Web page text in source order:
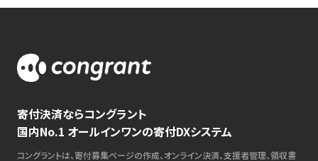
寄付決済ならコングラント
国内No.1 オールインワンの寄付DXシステム
コングラントは、寄付募集ページの作成、オンライン決済、支援者管理、領収書